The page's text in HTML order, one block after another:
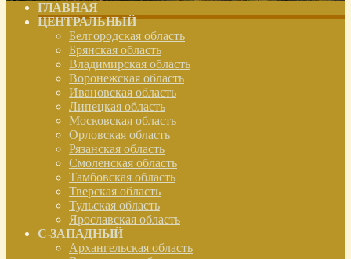
ГЛАВНАЯ
ЦЕНТРАЛЬНЫЙ
Белгородская область
Брянская область
Владимирская область
Воронежская область
Ивановская область
Липецкая область
Московская область
Орловская область
Рязанская область
Смоленская область
Тамбовская область
Тверская область
Тульская область
Ярославская область
С-ЗАПАДНЫЙ
Архангельская область